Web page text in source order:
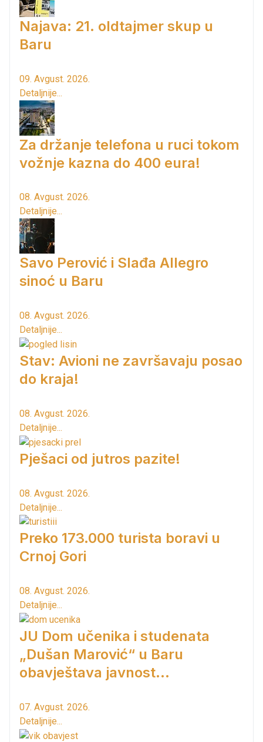
Najava: 21. oldtajmer skup u
Baru
09. Avgust. 2026.
Detaljnije...
Za držanje telefona u ruci tokom
vožnje kazna do 400 eura!
08. Avgust. 2026.
Detaljnije...
Savo Perović i Slađa Allegro
sinoć u Baru
08. Avgust. 2026.
Detaljnije...
Stav: Avioni ne završavaju posao
do kraja!
08. Avgust. 2026.
Detaljnije...
Pješaci od jutros pazite!
08. Avgust. 2026.
Detaljnije...
Preko 173.000 turista boravi u
Crnoj Gori
08. Avgust. 2026.
Detaljnije...
JU Dom učenika i studenata
„Dušan Marović“ u Baru
obavještava javnost...
07. Avgust. 2026.
Detaljnije...